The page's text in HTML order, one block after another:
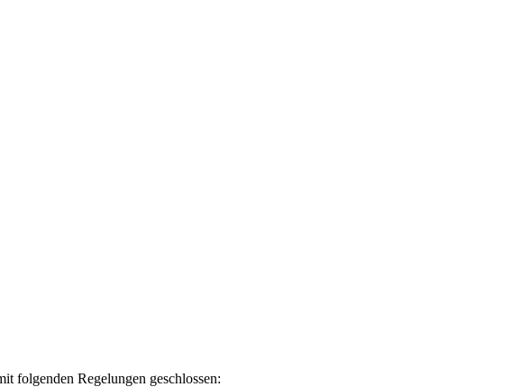
folgenden Regelungen geschlossen: